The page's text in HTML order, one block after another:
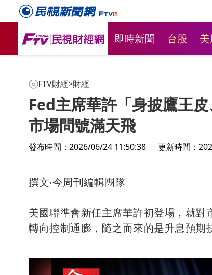
即時新聞 台股
FTV財經>財經
Fed主席華許「身披鷹王
市場問號滿天飛
發布時間：2026/06/24 11:50:38 更新時間：
撰文‧今周刊編輯團隊
美國聯準會新任主席華許初登場，就
轉向控制通膨，隨之而來的是升息預期